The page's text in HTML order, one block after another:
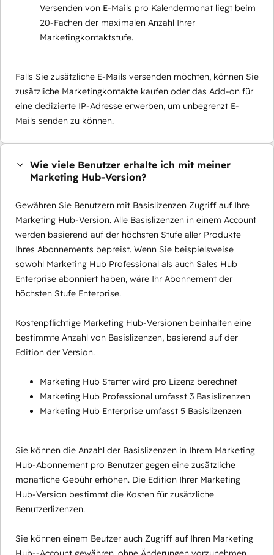
Versenden von E-Mails pro Kalendermonat liegt beim
20-Fachen der maximalen Anzahl Ihrer
Marketingkontaktstufe.
Falls Sie zusätzliche E-Mails versenden möchten, können Sie
zusätzliche Marketingkontakte kaufen oder das Add-on für
eine dedizierte IP-Adresse erwerben, um unbegrenzt E-
Mails senden zu können.
Wie viele Benutzer erhalte ich mit meiner
Marketing Hub-Version?
Gewähren Sie Benutzern mit Basislizenzen Zugriff auf Ihre
Marketing Hub-Version. Alle Basislizenzen in einem Account
werden basierend auf der höchsten Stufe aller Produkte
Ihres Abonnements bepreist. Wenn Sie beispielsweise
sowohl Marketing Hub Professional als auch Sales Hub
Enterprise abonniert haben, wäre Ihr Abonnement der
höchsten Stufe Enterprise.
Kostenpflichtige Marketing Hub-Versionen beinhalten eine
bestimmte Anzahl von Basislizenzen, basierend auf der
Edition der Version.
Marketing Hub Starter wird pro Lizenz berechnet
Marketing Hub Professional umfasst 3 Basislizenzen
Marketing Hub Enterprise umfasst 5 Basislizenzen
Sie können die Anzahl der Basislizenzen in Ihrem Marketing
Hub-Abonnement pro Benutzer gegen eine zusätzliche
monatliche Gebühr erhöhen. Die Edition Ihrer Marketing
Hub-Version bestimmt die Kosten für zusätzliche
Benutzerlizenzen.
Sie können einem Beutzer auch Zugriff auf Ihren Marketing